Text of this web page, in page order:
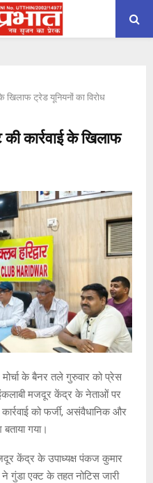
खिलाफ ट्रेड यूनियनों का विरोध
कार्रवाई के खिलाफ
के बैनर तले गुरुवार को प्रेस
इंकलाबी मजदूर केंद्र के नेताओं पर
को फर्जी, असंवैधानिक और
गया।
केंद्र के उपाध्यक्ष पंकज कुमार
गुंडा एक्ट के तहत नोटिस जारी